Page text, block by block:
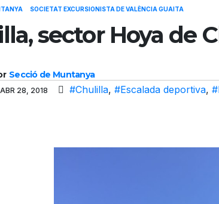
SOCIETAT EXCURSIONISTA DE VALÈNCIA GUAITA
sector Hoya de
Secció de Muntanya
ABR 28, 2018 #Chulilla, #Escalada deportiva,